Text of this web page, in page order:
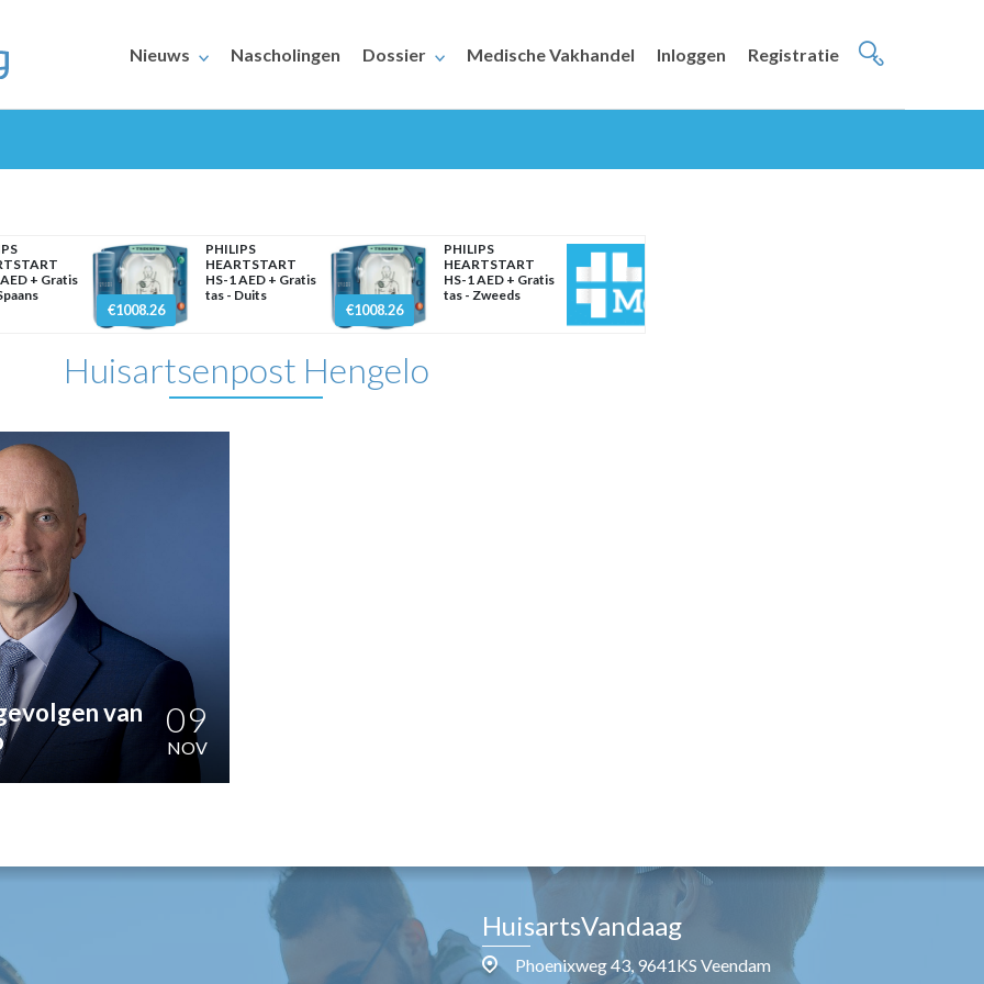
Nieuws Nascholingen Dossier Medische Vakhandel Inloggen Registratie
+ Gratis
€1008.26
PHILIPS
HEARTSTART
HS-1 AED + Gratis
tas - Duits
€1008.26
PHILIPS
HEARTSTART
HS-1 AED + Gratis
tas - Zweeds
Huisartsenpost Hengelo
van
09
NOV
HuisartsVandaag
Phoenixweg 43, 9641KS Veendam